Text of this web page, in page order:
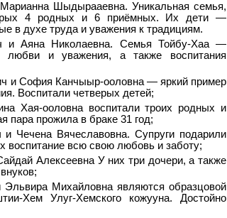
Шыдырааевна. Уникальная семья,
4 родных и 6 приёмных. Их дети —
в духе труда и уважения к традициям.
и Аяна Николаевна. Семья Тойбу-Хаа —
любви и уважения, а также воспитания
и София Канчыыр-ооловна — яркий пример
Воспитали четверых детей;
Хая-ооловна воспитали троих родных и
пара прожила в браке 31 год;
Чечена Вячеславовна. Супруги подарили
воспитание всю свою любовь и заботу;
Алексеевна У них три дочери, а также
Михайловна являются образцовой
Хем Улуг-Хемского кожууна. Достойно